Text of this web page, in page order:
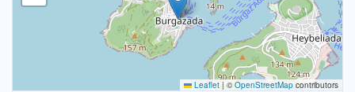
Leaflet | © OpenStreetMap contributors